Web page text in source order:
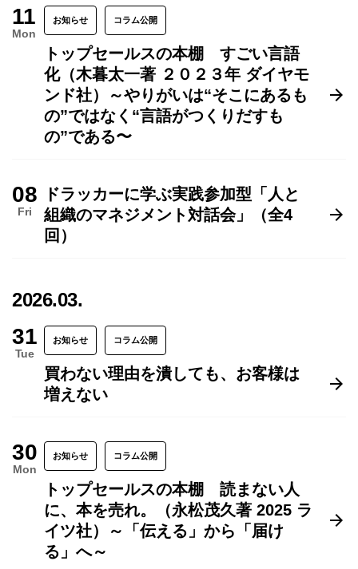
11
Mon
お知らせ コラム公開
トップセールスの本棚 すごい言語
化（木暮太一著 ２０２３年 ダイヤモ
ンド社）～やりがいは“そこにあるも
の”ではなく“言語がつくりだすも
の”である〜
08
Fri
ドラッカーに学ぶ実践参加型「人と
組織のマネジメント対話会」（全4
回）
2026.03.
31
Tue
お知らせ コラム公開
買わない理由を潰しても、お客様は
増えない
30
Mon
お知らせ コラム公開
トップセールスの本棚 読まない人
に、本を売れ。（永松茂久著 2025 ラ
イツ社）～「伝える」から「届け
る」へ～